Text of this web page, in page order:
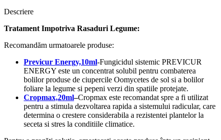
Descriere
Tratament Impotriva Rasaduri Legume:
Recomandăm urmatoarele produse:
Previcur Energy,10ml-Fungicidul sistemic PREVICUR
ENERGY este un concentrat solubil pentru combaterea
bolilor produse de ciupercile Oomycetes de sol si a bolilor
foliare la legume si pepeni verzi din spatiile protejate.
Cropmax,20ml–Cropmax este recomandat spre a fi utilizat
pentru a stimula dezvoltarea rapida a sistemului radicular, care
determina o crestere considerabila a rezistentei plantelor la
seceta si stres la conditiile climatice.